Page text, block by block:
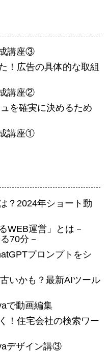
講座③
！広告の具体的な取組
講座②
を確実に決めるため
講座①
？2024年ショート動
WEB運営」とは－
70分－
プロンプトをシ
いかも？最新AIツール
で動画編集
！住宅会社の検索ワー
デザイン講③